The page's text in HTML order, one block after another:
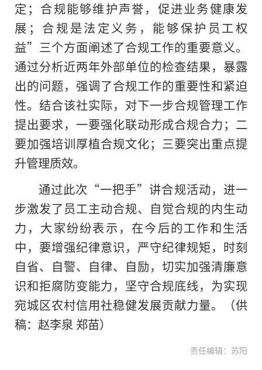
定；合规能够维护声誉，促进业务健康发
展；合规是法定义务，能够保护员工权
益”三个方面阐述了合规工作的重要意义。
通过分析近两年外部单位的检查结果，暴露
出的问题，强调了合规工作的重要性和紧迫
性。结合该社实际，对下一步合规管理工作
提出要求，一要强化联动形成合规合力；二
要加强培训厚植合规文化；三要突出重点提
升管理质效。
通过此次“一把手”讲合规活动，进一
步激发了员工主动合规、自觉合规的内生动
力，大家纷纷表示，在今后的工作和生活
中，要增强纪律意识，严守纪律规矩，时刻
自省、自警、自律、自励，切实加强清廉意
识和拒腐防变能力，坚守合规底线，为实现
宛城区农村信用社稳健发展贡献力量。（供
稿：赵李泉 郑苗）
责任编辑：苏阳